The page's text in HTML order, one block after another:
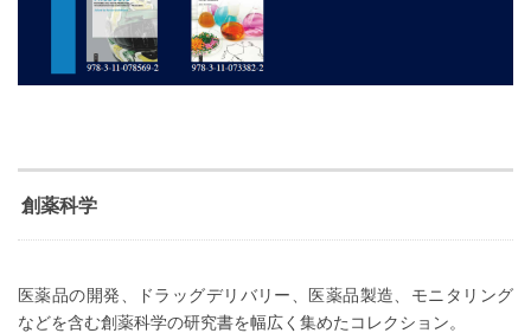
創薬科学
医薬品の開発、ドラッグデリバリー、医薬品製造、モニタリング
などを含む創薬科学の研究書を幅広く集めたコレクション。